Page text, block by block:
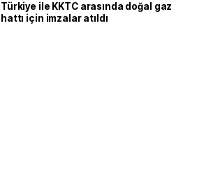
Türkiye ile KKTC arasında doğal gaz
hattı için imzalar atıldı